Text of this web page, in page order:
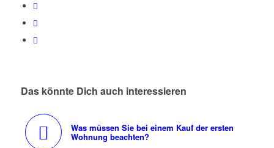
Das könnte Dich auch interessieren
Was müssen Sie bei einem Kauf der ersten
Wohnung beachten?